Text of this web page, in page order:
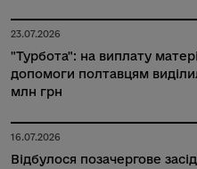
23.07.2026
"Турбота": на виплату
допомоги полтавцям
млн грн
16.07.2026
Відбулося позачергове